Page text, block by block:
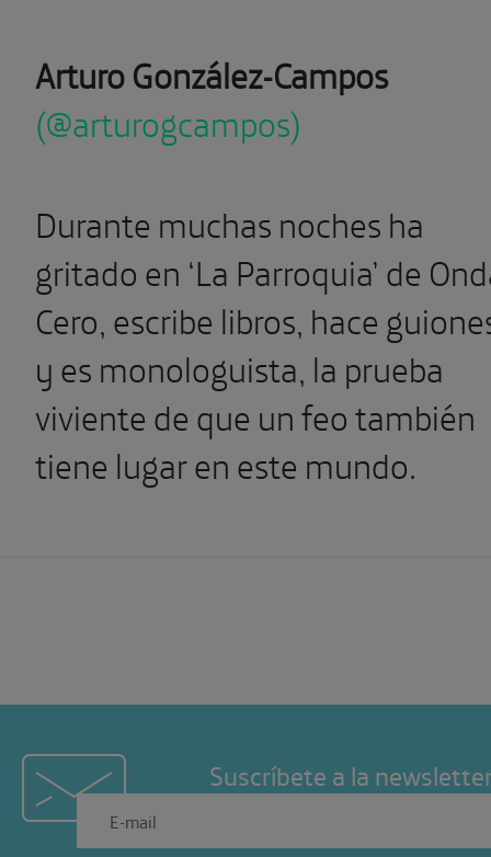
Arturo González-Campos
(@arturogcampos)
Durante muchas noches ha
gritado en ‘La Parroquia’ de
Cero, escribe libros, hace
y es monologuista, la prueba
viviente de que un feo también
tiene lugar en este mundo.
Suscríbete a la